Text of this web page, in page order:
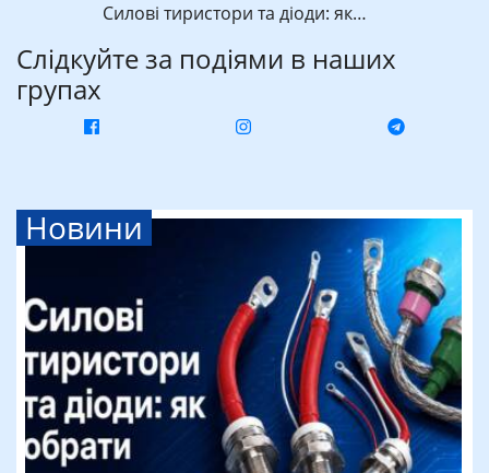
Силові тиристори та діоди: як…
Слідкуйте за подіями в наших
групах
Новини